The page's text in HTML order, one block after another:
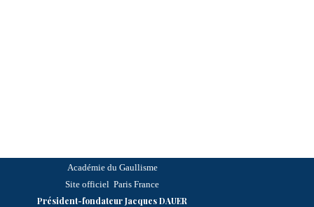
Académie du Gaullisme
Site officiel Paris France
Président-fondateurJacques DAUER